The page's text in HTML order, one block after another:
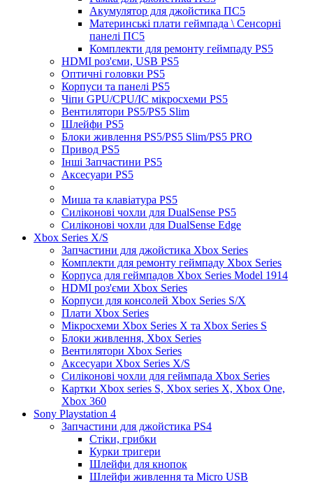
Акумулятор для джойстика ПС5
Материнські плати геймпада \ Сенсорні
панелі ПС5
Комплекти для ремонту геймпаду PS5
HDMI роз'єми, USB PS5
Оптичні головки PS5
Корпуси та панелі PS5
Чіпи GPU/CPU/IC мікросхеми PS5
Вентилятори PS5/PS5 Slim
Шлейфи PS5
Блоки живлення PS5/PS5 Slim/PS5 PRO
Привод PS5
Інші Запчастини PS5
Аксесуари PS5
Миша та клавіатура PS5
Силіконові чохли для DualSense PS5
Силіконові чохли для DualSense Edge
Xbox Series X/S
Запчастини для джойстика Xbox Series
Комплекти для ремонту геймпаду Xbox Series
Корпуса для геймпадов Xbox Series Model 1914
HDMI роз'єми Xbox Series
Корпуси для консолей Xbox Series S/X
Плати Xbox Series
Мікросхеми Xbox Series X та Xbox Series S
Блоки живлення, Xbox Series
Вентилятори Xbox Series
Аксесуари Xbox Series X/S
Силіконові чохли для геймпада Xbox Series
Картки Xbox series S, Xbox series X, Xbox One,
Xbox 360
Sony Playstation 4
Запчастини для джойстика PS4
Стіки, грибки
Курки тригери
Шлейфи для кнопок
Шлейфи живлення та Micro USB